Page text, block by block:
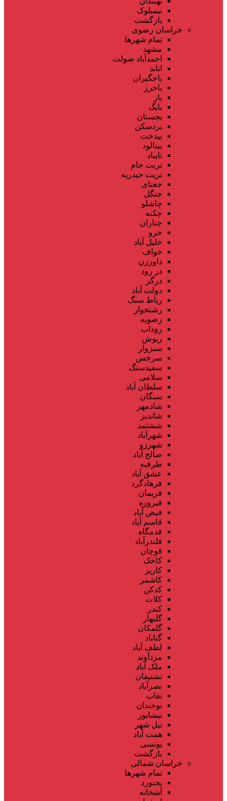
نیمبلوک
بازگشت
خراسان رضوی
تمام شهر‌ها
مشهد
احمدآباد صولت
انابد
باجگیران
باخرز
بار
بایگ
بجستان
بردسکن
بیدخت
بینالود
تایباد
تربت جام
تربت حیدریه
جغتای
جنگل
چاشلو
چکنه
چناران
خرو
خلیل آباد
خواف
داورزن
در رود
درگز
دولت آباد
رباط سنگ
رشتخوار
رضویه
روداب
ریوش
سبزوار
سرخس
سفیدسنگ
سلامی
سلطان آباد
سنگان
شادمهر
شاندیز
ششتمد
شهرآباد
شهرزو
صالح آباد
طرقبه
عشق آباد
فرهادگرد
فریمان
فیروزه
فیض آباد
قاسم آباد
قدمگاه
قلندرآباد
قوچان
کاخک
کاریز
کاشمر
کدکن
کلات
کندر
گلبهار
گلمکان
گناباد
لطف آباد
مزدآوند
ملک آباد
نشتیفان
نصرآباد
نقاب
نوخندان
نیشابور
نیل شهر
همت آباد
یونسی
بازگشت
خراسان شمالی
تمام شهر‌ها
بجنورد
آشخانه